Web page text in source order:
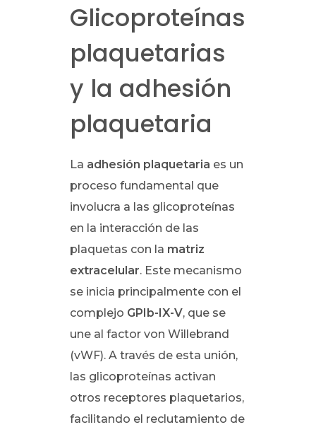
Glicoproteínas
plaquetarias
y la adhesión
plaquetaria
La adhesión plaquetaria es un
proceso fundamental que
involucra a las glicoproteínas
en la interacción de las
plaquetas con la matriz
extracelular. Este mecanismo
se inicia principalmente con el
complejo GPIb-IX-V, que se
une al factor von Willebrand
(vWF). A través de esta unión,
las glicoproteínas activan
otros receptores plaquetarios,
facilitando el reclutamiento de